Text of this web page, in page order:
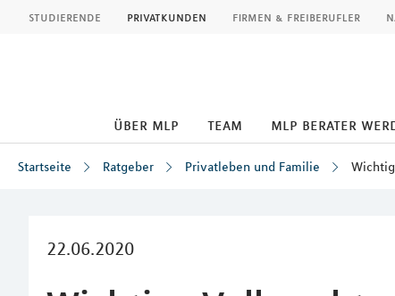
studierende privatkunden firmen & freiberufler
über mlp team mlp berater
Startseite Ratgeber Privatleben und Familie
22.06.2020